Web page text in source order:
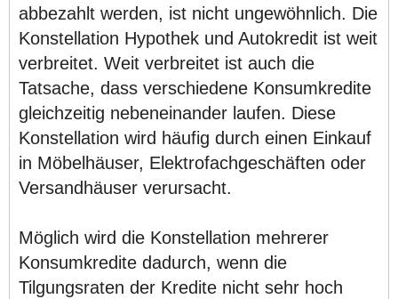
abbezahlt werden, ist nicht ungewöhnlich. Die
Konstellation Hypothek und Autokredit ist weit
verbreitet. Weit verbreitet ist auch die
Tatsache, dass verschiedene Konsumkredite
gleichzeitig nebeneinander laufen. Diese
Konstellation wird häufig durch einen Einkauf
in Möbelhäuser, Elektrofachgeschäften oder
Versandhäuser verursacht.
Möglich wird die Konstellation mehrerer
Konsumkredite dadurch, wenn die
Tilgungsraten der Kredite nicht sehr hoch